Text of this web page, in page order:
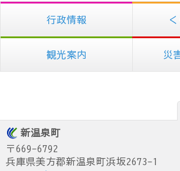
行政情報
観光案内 災
新温泉町
〒669-6792
兵庫県美方郡新温泉町浜坂2673-1